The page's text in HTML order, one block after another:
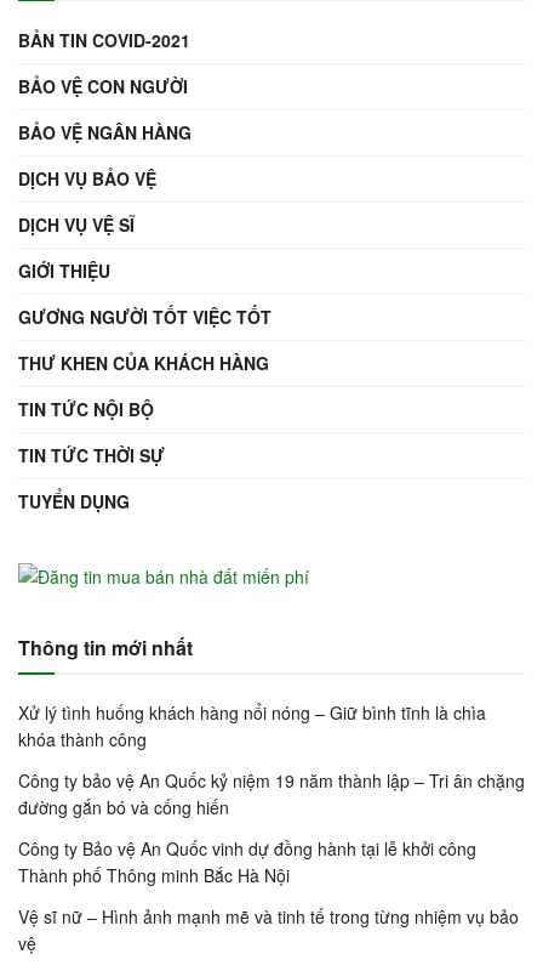
BẢN TIN COVID-2021
BẢO VỆ CON NGƯỜI
BẢO VỆ NGÂN HÀNG
DỊCH VỤ BẢO VỆ
DỊCH VỤ VỆ SĨ
GIỚI THIỆU
GƯƠNG NGƯỜI TỐT VIỆC TỐT
THƯ KHEN CỦA KHÁCH HÀNG
TIN TỨC NỘI BỘ
TIN TỨC THỜI SỰ
TUYỂN DỤNG
Thông tin mới nhất
Xử lý tình huống khách hàng nổi nóng – Giữ bình tĩnh là chìa
khóa thành công
Công ty bảo vệ An Quốc kỷ niệm 19 năm thành lập – Tri ân chặng
đường gắn bó và cống hiến
Công ty Bảo vệ An Quốc vinh dự đồng hành tại lễ khởi công
Thành phố Thông minh Bắc Hà Nội
Vệ sĩ nữ – Hình ảnh mạnh mẽ và tinh tế trong từng nhiệm vụ bảo
vệ